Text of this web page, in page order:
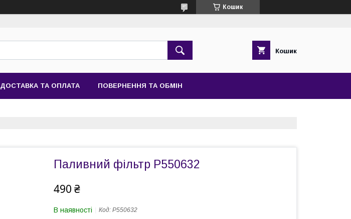
Кошик
Кошик
ДОСТАВКА ТА ОПЛАТА ПОВЕРНЕННЯ ТА ОБМІН
Паливний фільтр P550632
490 ₴
В наявності Код: P550632